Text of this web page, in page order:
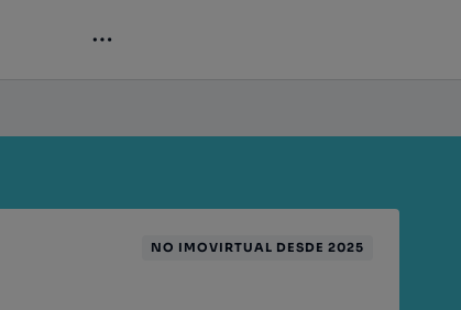
NO IMOVIRTUAL DESDE 2025